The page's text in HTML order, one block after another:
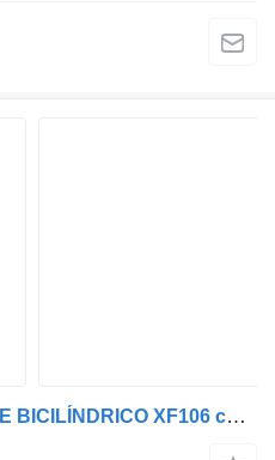
DAF COMPRESOR DE AIRE BICILÍNDRICO XF106 compresor neumático